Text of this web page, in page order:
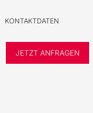
KONTAKTDATEN
JETZT ANFRAGEN